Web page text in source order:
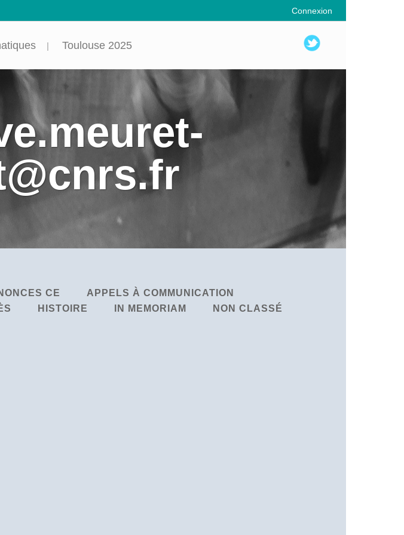
Connexion
Toulouse 2025
CE
APPELS À COMMUNICATION
HISTOIRE IN MEMORIAM
NON CLASSÉ